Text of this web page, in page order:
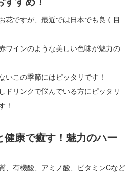
花ですが、最近では日本でも良く目
ワインのような美しい色味が魅力の
いこの季節にはピッタリです！
ドリンクで悩んでいる方にピッタリ
！
康で癒す！魅力のハー
、有機酸、アミノ酸、ビタミンCなど